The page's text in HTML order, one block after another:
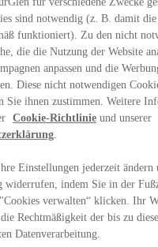
für verschiedene Zwecke
sind notwendig (z. B. damit die
funktioniert). Zu den nicht
die die Nutzung der Website
anpassen und die
Diese nicht notwendigen
Sie ihnen zustimmen. Weitere
Cookie-Richtlinie und unserer
.
Einstellungen jederzeit ändern
indem Sie in der
verwalten“ klicken. Ihr
Rechtmäßigkeit der bis zu
Datenverarbeitung.